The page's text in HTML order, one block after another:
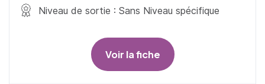
Niveau de sortie : Sans Niveau spécifique
Voir la fiche